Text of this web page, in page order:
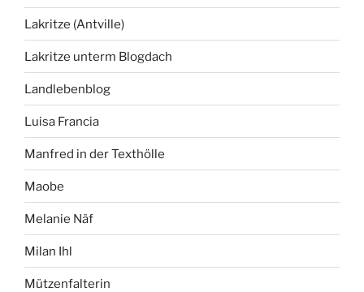
Lakritze (Antville)
Lakritze unterm Blogdach
Landlebenblog
Luisa Francia
Manfred in der Texthölle
Maobe
Melanie Näf
Milan Ihl
Mützenfalterin